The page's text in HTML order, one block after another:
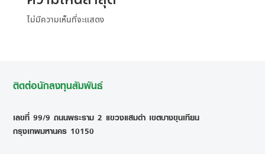
ไม่มีความเห็นที่จะแสดง
ติดต่อนักลงทุนสัมพันธ์
เลขที่ 99/9 ถนนพระราม 2 แขวงแสมดำ เขตบางขุนเทียน
กรุงเทพมหานคร 10150